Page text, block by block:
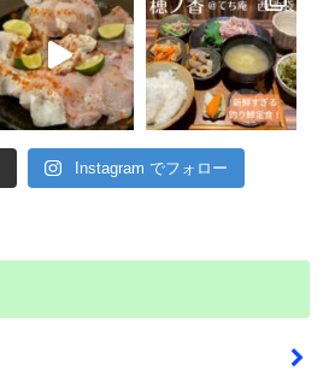
Instagram でフォロー